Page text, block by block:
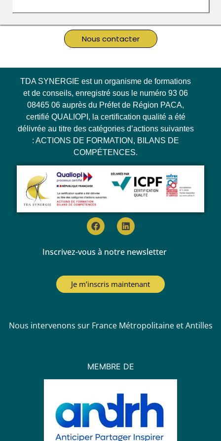
Nous contacter
TDA SYNERGIE est un organisme de formations
et de conseils, enregistré sous le numéro 93 06
08465 06 auprès du Préfet de Région PACA,
certifié QUALIOPI, la certification qualité a été
délivrée au titre des catégories d’actions suivantes
: ACTIONS DE FORMATION, BILANS DE
COMPÉTENCES.
Inscrivez-vous à notre newsletter
Je m’inscris maintenant
Nous intervenons sur France Métropolitaine et Antilles
MEMBRE DE